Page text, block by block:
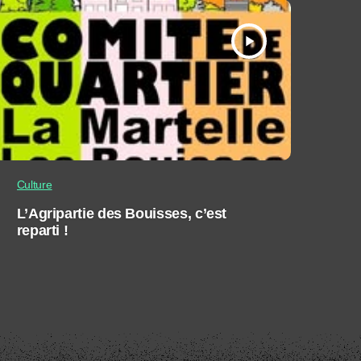
play_arrow
Culture
L’Agripartie des Bouisses, c’est
reparti !